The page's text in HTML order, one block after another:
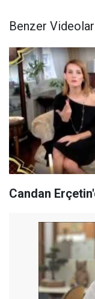
Benzer Videolar
Candan